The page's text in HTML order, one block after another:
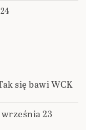
się bawi WCK
23